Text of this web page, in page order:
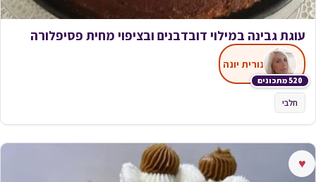
עוגת גבינה במילוי דובדבנים ובציפוי מחית פסיפלורה
520 מתכונים
נורית יונה
חלבי
♥